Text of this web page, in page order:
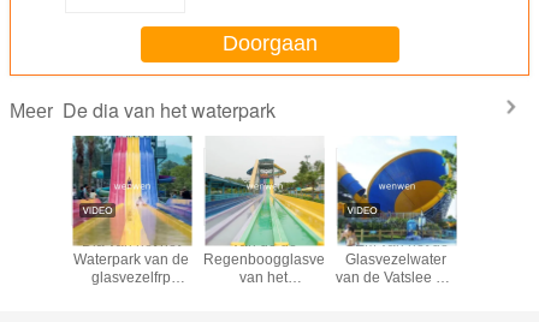
Doorgaan
Meer De dia van het waterpark
Dia van het het
Waterpark van de
glasvezelfrp
Van de de
Regenboogglasvezel
van het
OEM van het de
Glasvezelwater
van de Vatslee het